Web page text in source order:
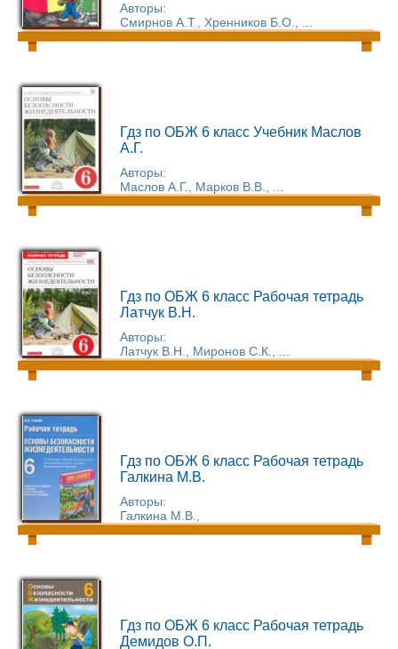
Авторы:
Смирнов А.Т., Хренников Б.О., ...
Гдз по ОБЖ 6 класс Учебник Маслов
А.Г.
Авторы:
Маслов А.Г., Марков В.В., ...
Гдз по ОБЖ 6 класс Рабочая тетрадь
Латчук В.Н.
Авторы:
Латчук В.Н., Миронов С.К., ...
Гдз по ОБЖ 6 класс Рабочая тетрадь
Галкина М.В.
Авторы:
Галкина М.В.,
Гдз по ОБЖ 6 класс Рабочая тетрадь
Демидов О.П.